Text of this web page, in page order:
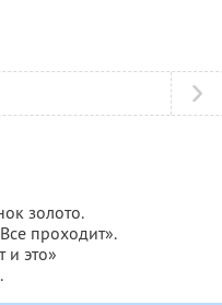
золото.
проходит».
и это»